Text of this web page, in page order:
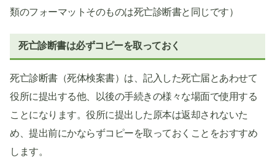
類のフォーマットそのものは死亡診断書と同じです）
死亡診断書は必ずコピーを取っておく
死亡診断書（死体検案書）は、記入した死亡届とあわせて
役所に提出する他、以後の手続きの様々な場面で使用する
ことになります。役所に提出した原本は返却されないた
め、提出前にかならずコピーを取っておくことをおすすめ
します。